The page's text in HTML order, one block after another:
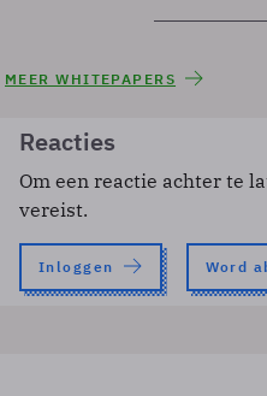
MEER WHITEPAPERS
Reacties
Om een reactie achter te
vereist.
Inloggen Word